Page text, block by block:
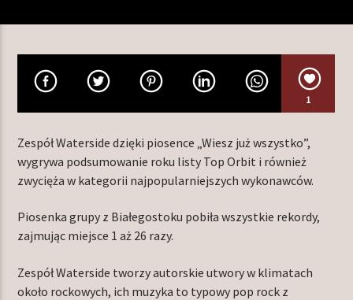
THE BOXER REBELLION & NATHAN NICHOLSON
06:00 12:00
NASTĘPNIE W RAMÓWCE
EXTRA ORBIT
12:00 14:00
1
Zespół Waterside dzięki piosence „Wiesz już wszystko”,
wygrywa podsumowanie roku listy Top Orbit i również
zwycięża w kategorii najpopularniejszych wykonawców.
Piosenka grupy z Białegostoku pobiła wszystkie rekordy,
zajmując miejsce 1 aż 26 razy.
Zespół Waterside tworzy autorskie utwory w klimatach
około rockowych, ich muzyka to typowy pop rock z